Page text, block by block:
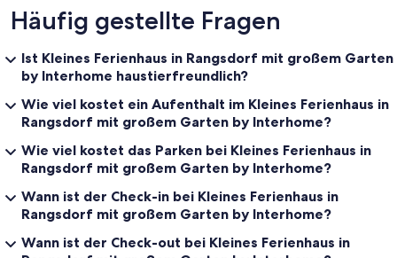
- Abfallrecycling
- Bioabfall verfügbar
- Hausisolierung
- Wintergarten
- Veranda
Umgebung
- Lebensmittelhandel: 500 m
- Cafés/Restaurants: 1,0 km
- Flughafen: 17,0 km
Häufig gestellte Fragen
Ist Kleines Ferienhaus in Rangsdorf mit großem Garten
by Interhome haustierfreundlich?
Wie viel kostet ein Aufenthalt im Kleines Ferienhaus in
Rangsdorf mit großem Garten by Interhome?
Wie viel kostet das Parken bei Kleines Ferienhaus in
Rangsdorf mit großem Garten by Interhome?
Wann ist der Check-in bei Kleines Ferienhaus in
Rangsdorf mit großem Garten by Interhome?
Wann ist der Check-out bei Kleines Ferienhaus in